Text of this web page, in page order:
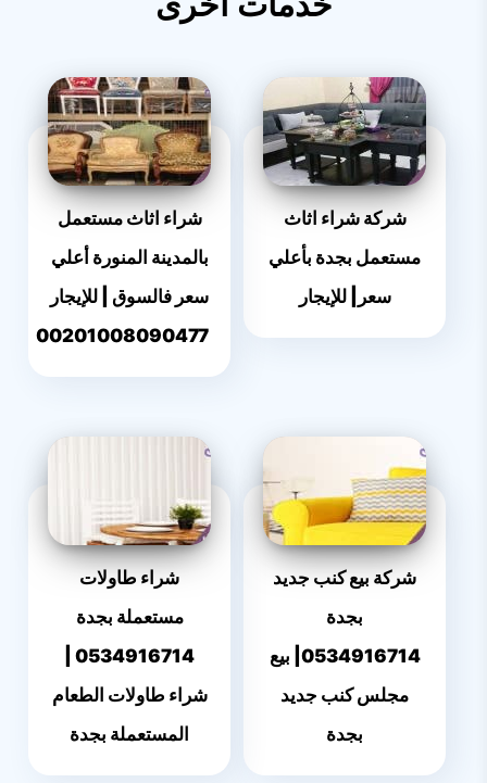
شركة شراء اثاث
مستعمل بجدة بأعلي
سعر| للإيجار
شراء اثاث مستعمل
بالمدينة المنورة أعلي
سعر فالسوق | للإيجار
00201008090477
شركة بيع كنب جديد
بجدة
0534916714| بيع
مجلس كنب جديد
بجدة
شراء طاولات
مستعملة بجدة
شراء طاولات الطعام
المستعملة بجدة